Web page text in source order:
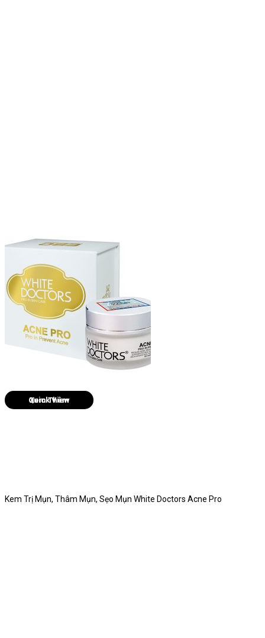
Quick View
Kem Trị Mụn, Thâm Mụn, Sẹo Mụn White Doctors Acne Pro